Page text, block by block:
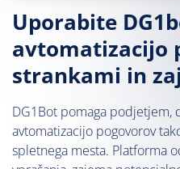
Uporabite
avtomatizacijo
strankami in
DG1Bot pomaga podjetjem,
avtomatizacijo pogovorov
spletnega mesta. Platforma